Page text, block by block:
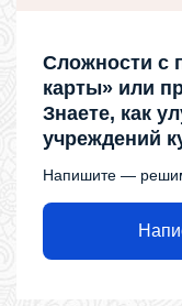
Сложности с
карты» или
Знаете, как
учреждений
Напишите —